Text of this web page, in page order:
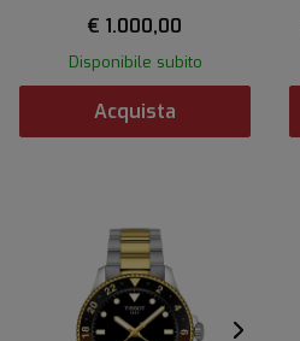
€ 1.000,00
Disponibile subito
Acquista